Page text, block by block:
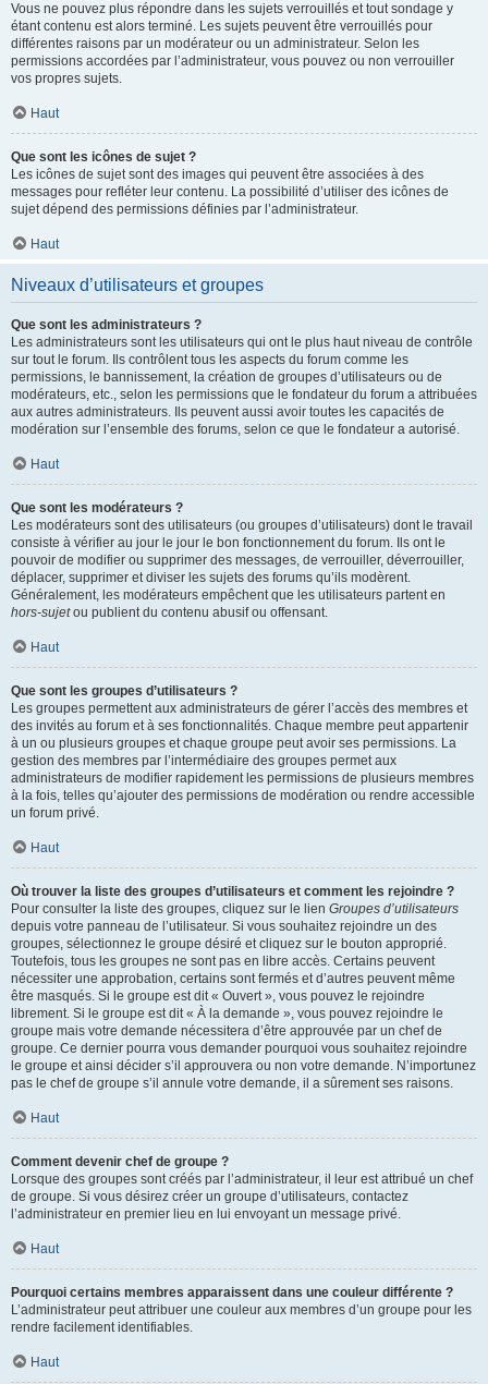
Vous ne pouvez plus répondre dans les sujets verrouillés et tout sondage y
étant contenu est alors terminé. Les sujets peuvent être verrouillés pour
différentes raisons par un modérateur ou un administrateur. Selon les
permissions accordées par l’administrateur, vous pouvez ou non verrouiller
vos propres sujets.
Haut
Que sont les icônes de sujet ?
Les icônes de sujet sont des images qui peuvent être associées à des
messages pour refléter leur contenu. La possibilité d’utiliser des icônes de
sujet dépend des permissions définies par l’administrateur.
Haut
Niveaux d’utilisateurs et groupes
Que sont les administrateurs ?
Les administrateurs sont les utilisateurs qui ont le plus haut niveau de contrôle
sur tout le forum. Ils contrôlent tous les aspects du forum comme les
permissions, le bannissement, la création de groupes d’utilisateurs ou de
modérateurs, etc., selon les permissions que le fondateur du forum a attribuées
aux autres administrateurs. Ils peuvent aussi avoir toutes les capacités de
modération sur l’ensemble des forums, selon ce que le fondateur a autorisé.
Haut
Que sont les modérateurs ?
Les modérateurs sont des utilisateurs (ou groupes d’utilisateurs) dont le travail
consiste à vérifier au jour le jour le bon fonctionnement du forum. Ils ont le
pouvoir de modifier ou supprimer des messages, de verrouiller, déverrouiller,
déplacer, supprimer et diviser les sujets des forums qu’ils modèrent.
Généralement, les modérateurs empêchent que les utilisateurs partent en
hors-sujetou publient du contenu abusif ou offensant.
Haut
Que sont les groupes d’utilisateurs ?
Les groupes permettent aux administrateurs de gérer l’accès des membres et
des invités au forum et à ses fonctionnalités. Chaque membre peut appartenir
à un ou plusieurs groupes et chaque groupe peut avoir ses permissions. La
gestion des membres par l’intermédiaire des groupes permet aux
administrateurs de modifier rapidement les permissions de plusieurs membres
à la fois, telles qu’ajouter des permissions de modération ou rendre accessible
un forum privé.
Haut
Où trouver la liste des groupes d’utilisateurs et comment les rejoindre ?
Pour consulter la liste des groupes, cliquez sur le lien Groupes d’utilisateurs
depuis votre panneau de l’utilisateur. Si vous souhaitez rejoindre un des
groupes, sélectionnez le groupe désiré et cliquez sur le bouton approprié.
Toutefois, tous les groupes ne sont pas en libre accès. Certains peuvent
nécessiter une approbation, certains sont fermés et d’autres peuvent même
être masqués. Si le groupe est dit « Ouvert », vous pouvez le rejoindre
librement. Si le groupe est dit « À la demande », vous pouvez rejoindre le
groupe mais votre demande nécessitera d’être approuvée par un chef de
groupe. Ce dernier pourra vous demander pourquoi vous souhaitez rejoindre
le groupe et ainsi décider s’il approuvera ou non votre demande. N’importunez
pas le chef de groupe s’il annule votre demande, il a sûrement ses raisons.
Haut
Comment devenir chef de groupe ?
Lorsque des groupes sont créés par l’administrateur, il leur est attribué un chef
de groupe. Si vous désirez créer un groupe d’utilisateurs, contactez
l’administrateur en premier lieu en lui envoyant un message privé.
Haut
Pourquoi certains membres apparaissent dans une couleur différente ?
L’administrateur peut attribuer une couleur aux membres d’un groupe pour les
rendre facilement identifiables.
Haut